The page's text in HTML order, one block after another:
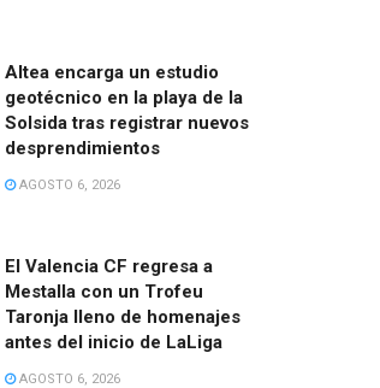
Altea encarga un estudio
geotécnico en la playa de la
Solsida tras registrar nuevos
desprendimientos
AGOSTO 6, 2026
El Valencia CF regresa a
Mestalla con un Trofeu
Taronja lleno de homenajes
antes del inicio de LaLiga
AGOSTO 6, 2026